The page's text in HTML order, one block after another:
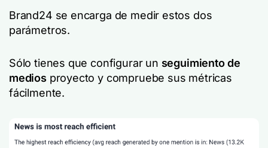
Brand24 se encarga de medir estos dos
parámetros.
Sólo tienes que configurar un seguimiento de
medios proyecto y compruebe sus métricas
fácilmente.